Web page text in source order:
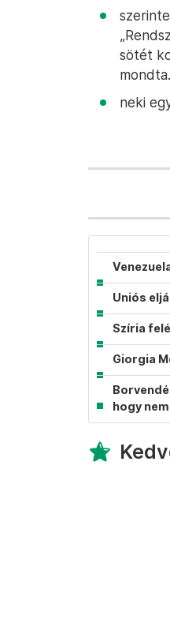
sötét
mondta.
neki
Uniós
Szíria
Giorgia
hogy